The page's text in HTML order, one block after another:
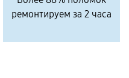
ремонтируем за 2 часа